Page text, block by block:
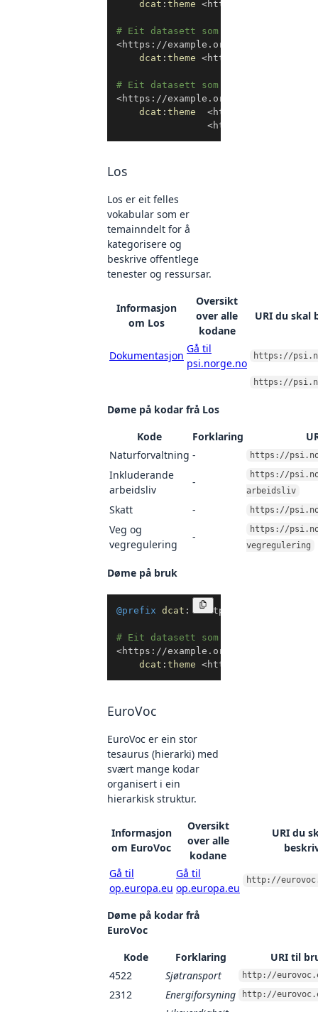
dcat : theme <http://
# Eit datasett som handlar om
<https://example.org/datasett2
dcat : theme <http://
# Eit datasett som handlar om
<https://example.org/datasett3
dcat : theme <http://
<http://
Los
Los er eit felles
vokabular som er
temainndelt for å
kategorisere og
beskrive offentlege
tenester og ressursar.
Informasjon
om Los
Oversikt
over alle
kodane
URI du skal
Dokumentasjon
Gå til
psi.norge.no
https://
https://
Døme på kodar frå Los
Kode
Forklaring
Naturforvaltning - https://
Inkluderande
arbeidsliv
-
https://
arbeidsliv
Skatt - https://
Veg og
vegregulering
-
https://
vegregulering
Døme på bruk
Kopier
@prefix dcat : <http://www.w3.org/
# Eit datasett som har med skatt å
<https://example.org/datasett1
dcat : theme <https://
EuroVoc
EuroVoc er ein stor
tesaurus (hierarki) med
svært mange kodar
organisert i ein
hierarkisk struktur.
Informasjon
om EuroVoc
Oversikt
over alle
kodane
URI du
Gå til
op.europa.eu
Gå til
op.europa.eu
http://
Døme på kodar frå
EuroVoc
Kode
Forklaring
URI til
4522
Sjøtransport http://
2312 Energiforsyning http://